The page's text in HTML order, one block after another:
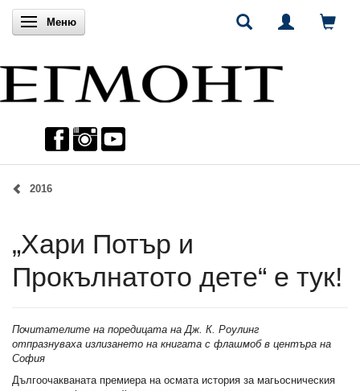
Включи навигацията
Меню
2016
„Хари Потър и
Прокълнатото дете“ е тук!
Почитателите на поредицата на Дж. К. Роулинг
отпразнуваха излизането на книгата с флашмоб в центъра на
София
Дългоочакваната премиера на осмата история за магьосническия